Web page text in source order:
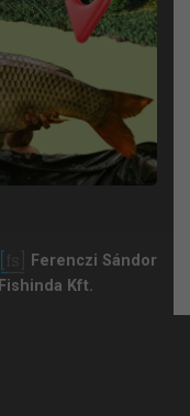
Ferenczi Sándor
Fishinda Kft.